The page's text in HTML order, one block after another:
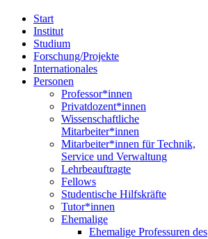
Start
Institut
Studium
Forschung/Projekte
Internationales
Personen
Professor*innen
Privatdozent*innen
Wissenschaftliche
Mitarbeiter*innen
Mitarbeiter*innen für Technik,
Service und Verwaltung
Lehrbeauftragte
Fellows
Studentische Hilfskräfte
Tutor*innen
Ehemalige
Ehemalige Professuren des